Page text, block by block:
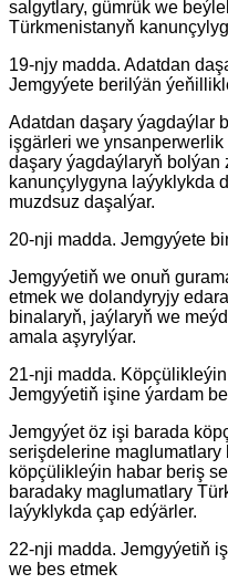
salgytlary, gümrük we
Türkmenistanyň
19-njy madda. Adatdan
Jemgyýete berilýän
Adatdan daşary ýagdaýlar
işgärleri we
daşary ýagdaýlaryň bolýan
kanunçylygyna laýyklykda
muzdsuz daşalýar.
20-nji madda. Jemgyýete
Jemgyýetiň we onuň
etmek we dolandyryjy
binalaryň, jaýlaryň we
amala aşyrylýar.
21-nji madda.
Jemgyýetiň işine ýardam
Jemgyýet öz işi barada
serişdelerine maglumatlary
köpçülikleýin habar beriş
baradaky maglumatlary
laýyklykda çap edýärler.
22-nji madda. Jemgyýetiň
we bes etmek